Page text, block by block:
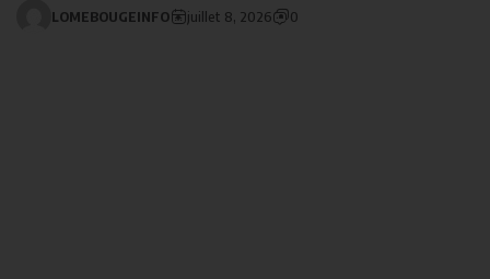
LOMEBOUGEINFO juillet 8, 2026 0